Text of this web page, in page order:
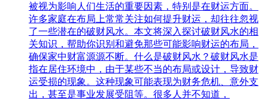
被视为影响人们生活的重要因素，特别是在财运方面。
许多家庭在布局上常常关注如何提升财运，却往往忽视
了一些潜在的破财风水。本文将深入探讨破财风水的相
关知识，帮助你识别和避免那些可能影响财运的布局，
确保家中财富源源不断。什么是破财风水？破财风水是
指在居住环境中，由于某些不当的布局或设计，导致财
运受损的现象。这种现象可能表现为财务危机、意外支
出，甚至是事业发展受阻等。很多人并不知道，